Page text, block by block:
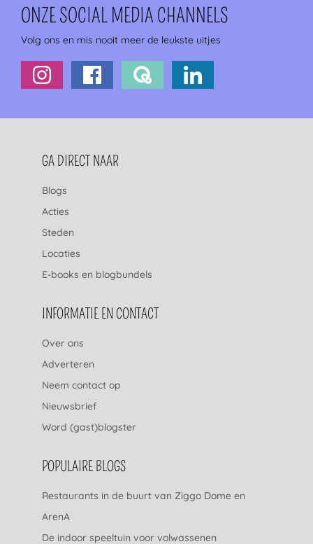
ONZE SOCIAL MEDIA CHANNELS
Volg ons en mis nooit meer de leukste uitjes
FOOTERNAVIGATIE
GA DIRECT NAAR
Blogs
Acties
Steden
Locaties
E-books en blogbundels
INFORMATIE EN CONTACT
Over ons
Adverteren
Neem contact op
Nieuwsbrief
Word (gast)blogster
POPULAIRE BLOGS
Restaurants in de buurt van Ziggo Dome en
ArenA
De indoor speeltuin voor volwassenen